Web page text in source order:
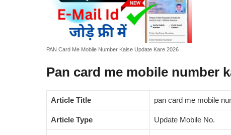
PAN Card Me Mobile Number Kaise Update Kare 2026
Pan card me mobile number
Article Title pan card me mobile
Article Type Update Mobile No.